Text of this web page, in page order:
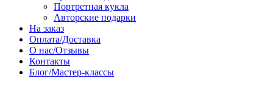
Портретная кукла
Авторские подарки
На заказ
Оплата/Доставка
О нас/Отзывы
Контакты
Блог/Мастер-классы